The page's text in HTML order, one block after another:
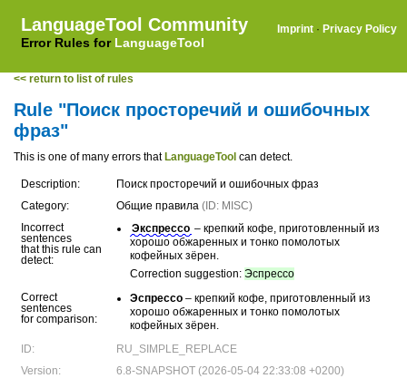
LanguageTool Community
Error Rules for LanguageTool
Imprint · Privacy Policy
<< return to list of rules
Rule "Поиск просторечий и ошибочных
фраз"
This is one of many errors that LanguageTool can detect.
Description:
Поиск просторечий и ошибочных фраз
Category:
Общие правила (ID: MISC)
Incorrect
sentences
that this rule can
detect:
Экспрессо – крепкий кофе, приготовленный из
хорошо обжаренных и тонко помолотых
кофейных зёрен.
Correction suggestion: Эспрессо
Correct
sentences
for comparison:
Эспрессо – крепкий кофе, приготовленный из
хорошо обжаренных и тонко помолотых
кофейных зёрен.
ID:
RU_SIMPLE_REPLACE
Version:
6.8-SNAPSHOT (2026-05-04 22:33:08 +0200)